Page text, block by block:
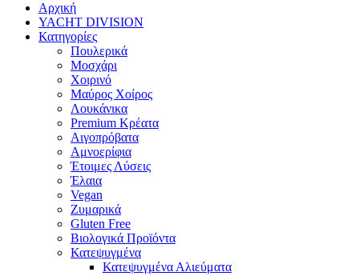
Αρχική
YACHT DIVISION
Κατηγορίες
Πουλερικά
Μοσχάρι
Χοιρινό
Μαύρος Χοίρος
Λουκάνικα
Premium Κρέατα
Αιγοπρόβατα
Αμνοερίφια
Έτοιμες Λύσεις
Έλαια
Vegan
Ζυμαρικά
Gluten Free
Βιολογικά Προϊόντα
Κατεψυγμένα
Κατεψυγμένα Αλιεύματα